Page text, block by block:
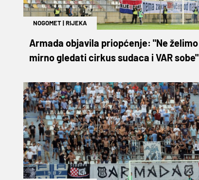
NOGOMET|RIJEKA
Armada objavila priopćenje: "Ne želimo
mirno gledati cirkus sudaca i VAR sobe"